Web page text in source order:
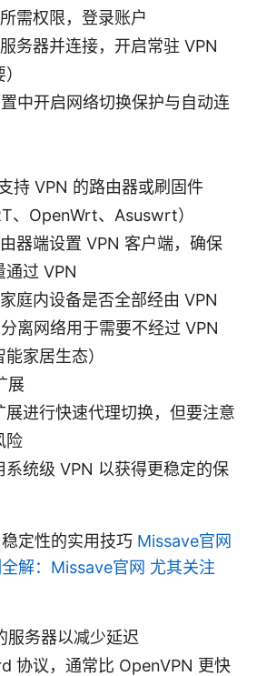
需权限，登录账户
务器并连接，开启常驻 VPN
中开启网络切换保护与自动连
持 VPN 的路由器或刷固件
、OpenWrt、Asuswrt）
器端设置 VPN 客户端，确保
通过 VPN
庭内设备是否全部经由 VPN
离网络用于需要不经过 VPN
家居生态）
展
展进行快速代理切换，但要注意
险
系统级 VPN 以获得更稳定的保
定性的实用技巧 Missave官网
全解：Missave官网 尤其关注
服务器以减少延迟
协议，通常比 OpenVPN 更快